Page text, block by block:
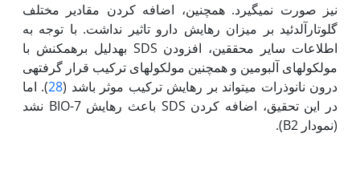
نیز صورت نمی­گیرد. همچنین، اضافه کردن مقادیر مختلف
گلوتارآلدئید بر میزان رهایش دارو تاثیر نداشت. با توجه به
اطلاعات سایر محققین، افزودن SDS به‏دلیل برهمکنش­ با
مولکول­های آلبومین و همچنین مولکول­های ترکیب قرار گرفته‏ی
درون نانوذرات می­تواند بر رهایش ترکیب موثر باشد (28). اما
در این تحقیق، اضافه کردن SDS باعث رهایش 7-BIO نشد
(نمودار B2).